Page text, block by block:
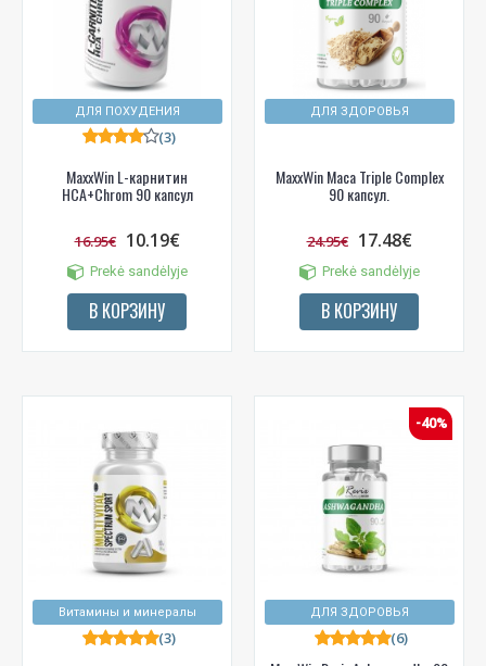
ДЛЯ ПОХУДЕНИЯ
MaxxWin L-карнитин
HCA+Chrom 90 капсул
(3)
16.95€ 10.19€
Prekė sandėlyje
В КОРЗИНУ
ДЛЯ ЗДОРОВЬЯ
MaxxWin Maca Triple Complex
90 капсул.
24.95€ 17.48€
Prekė sandėlyje
В КОРЗИНУ
Витамины и минералы
(3)
ДЛЯ ЗДОРОВЬЯ
-40%
(6)